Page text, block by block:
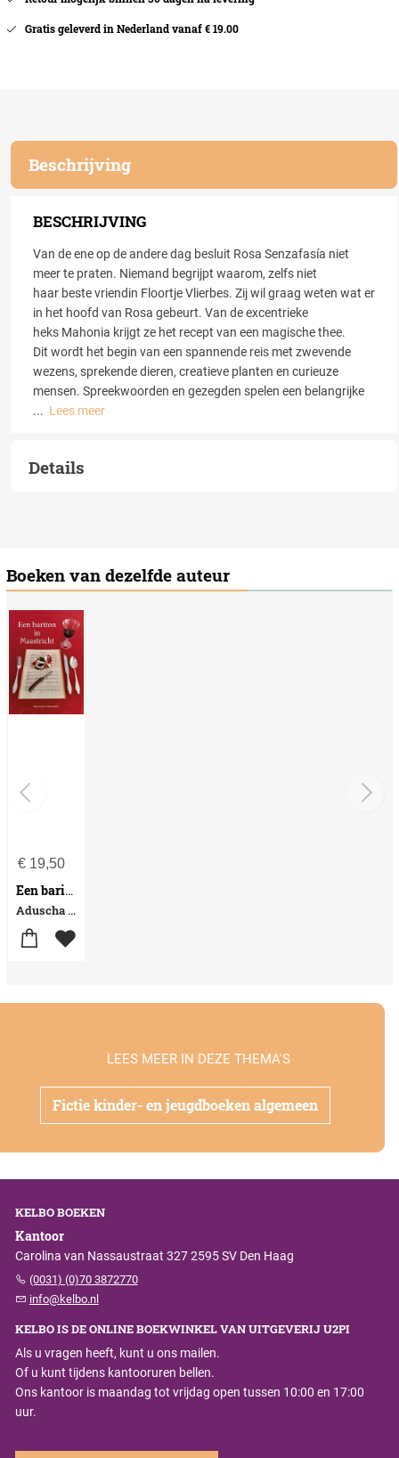
Gratis geleverd in Nederland vanaf € 19.00
Beschrijving
BESCHRIJVING
Van de ene op de andere dag besluit Rosa Senzafasía niet
meer te praten. Niemand begrijpt waarom, zelfs niet
haar beste vriendin Floortje Vlierbes. Zij wil graag weten wat er
in het hoofd van Rosa gebeurt. Van de excentrieke
heks Mahonia krijgt ze het recept van een magische thee.
Dit wordt het begin van een spannende reis met zwevende
wezens, sprekende dieren, creatieve planten en curieuze
mensen. Spreekwoorden en gezegden spelen een belangrijke
... Lees meer
Details
Boeken van dezelfde auteur
€19,50
Een bariton in Maastricht
Aduscha Hommes
Fictie kinder- en jeugdboeken algemeen
LEES MEER IN DEZE THEMA'S
KELBO BOEKEN
Kantoor
Carolina van Nassaustraat 327 2595 SV Den Haag
(0031) (0)70 3872770
info@kelbo.nl
KELBO IS DE ONLINE BOEKWINKEL VAN UITGEVERIJ U2PI
Als u vragen heeft, kunt u ons mailen.
Of u kunt tijdens kantooruren bellen.
Ons kantoor is maandag tot vrijdag open tussen 10:00 en 17:00
uur.